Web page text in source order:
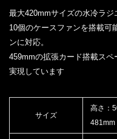
最大420mmサイズの水冷ラ
10個のケースファンを搭載可
ンに対応。
459mmの拡張カード搭載ス
実現しています
サイズ
高さ：
481mm